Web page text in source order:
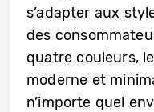
s’adapter aux
des
quatre couleurs,
moderne et
n’importe quel